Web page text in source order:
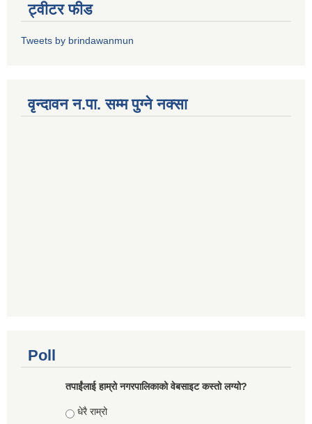
ट्वीटर फीड
Tweets by brindawanmun
वृन्दावन न.पा. सम्म पुग्ने नक्सा
Poll
तपाईंलाई हाम्रो नगरपालिकाको वेबसाइट कस्तो लग्यो?
Choices
धेरै राम्रो